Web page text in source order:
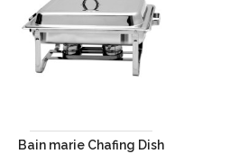
Bain marie Chafing Dish